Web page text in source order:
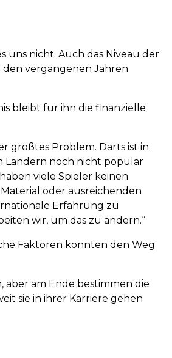
uns nicht. Auch das Niveau der
den vergangenen Jahren
bleibt für ihn die finanzielle
größtes Problem. Darts ist in
Ländern noch nicht populär
viele Spieler keinen
oder ausreichenden
Erfahrung zu
wir, um das zu ändern.“
Faktoren könnten den Weg
aber am Ende bestimmen die
sie in ihrer Karriere gehen